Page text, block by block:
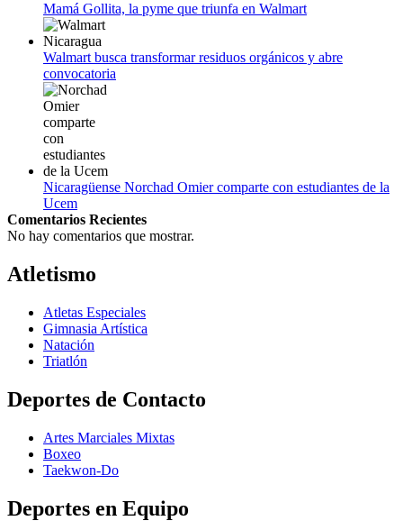
Mamá Gollita, la pyme que triunfa en Walmart
Walmart busca transformar residuos orgánicos y abre
convocatoria
Nicaragüense Norchad Omier comparte con estudiantes de la
Ucem
Comentarios Recientes
No hay comentarios que mostrar.
Atletismo
Atletas Especiales
Gimnasia Artística
Natación​
Triatlón​
Deportes de Contacto
Artes Marciales Mixtas
Boxeo
Taekwon-Do
Deportes en Equipo